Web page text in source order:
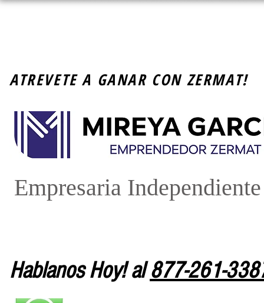
ATREVETE A GANAR CON ZERMAT!
Empresaria
Hablanos Hoy! al877-261-